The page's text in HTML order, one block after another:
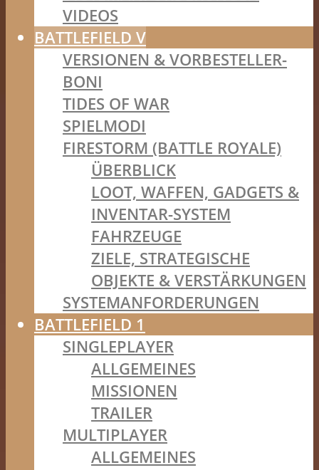
VIDEOS
BATTLEFIELD V
VERSIONEN & VORBESTELLER-
BONI
TIDES OF WAR
SPIELMODI
FIRESTORM (BATTLE ROYALE)
ÜBERBLICK
LOOT, WAFFEN, GADGETS &
INVENTAR-SYSTEM
FAHRZEUGE
ZIELE, STRATEGISCHE
OBJEKTE & VERSTÄRKUNGEN
SYSTEMANFORDERUNGEN
BATTLEFIELD 1
SINGLEPLAYER
ALLGEMEINES
MISSIONEN
TRAILER
MULTIPLAYER
ALLGEMEINES